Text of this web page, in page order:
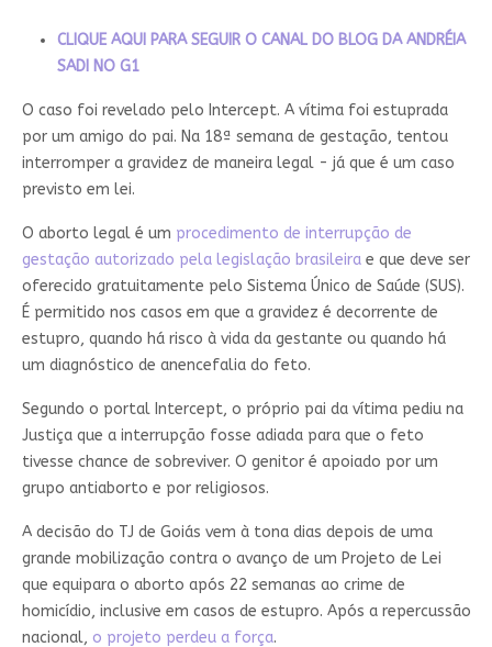
CLIQUE AQUI PARA SEGUIR O CANAL DO BLOG DA ANDRÉIA
SADI NO G1
O caso foi revelado pelo Intercept. A vítima foi estuprada
por um amigo do pai. Na 18ª semana de gestação, tentou
interromper a gravidez de maneira legal - já que é um caso
previsto em lei.
O aborto legal é um procedimento de interrupção de
gestação autorizado pela legislação brasileirae que deve ser
oferecido gratuitamente pelo Sistema Único de Saúde (SUS).
É permitido nos casos em que a gravidez é decorrente de
estupro, quando há risco à vida da gestante ou quando há
um diagnóstico de anencefalia do feto.
Segundo o portal Intercept, o próprio pai da vítima pediu na
Justiça que a interrupção fosse adiada para que o feto
tivesse chance de sobreviver. O genitor é apoiado por um
grupo antiaborto e por religiosos.
A decisão do TJ de Goiás vem à tona dias depois de uma
grande mobilização contra o avanço de um Projeto de Lei
que equipara o aborto após 22 semanas ao crime de
homicídio, inclusive em casos de estupro. Após a repercussão
nacional, o projeto perdeu a força.